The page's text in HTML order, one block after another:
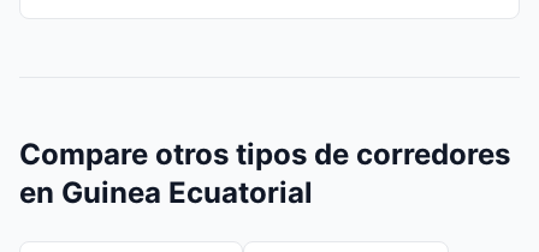
Compare otros tipos de corredores
en Guinea Ecuatorial